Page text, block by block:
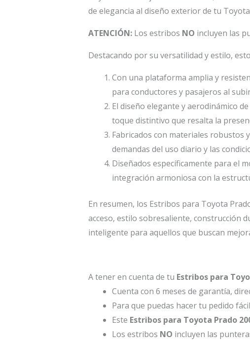
de elegancia al diseño exterior de tu
ATENCIÓN:Los estribos NO incluyen las
Destacando por su versatilidad y estilo,
Con una plataforma amplia y
para conductores y pasajeros al
El diseño elegante y aerodinámico
toque distintivo que resalta la
Fabricados con materiales robustos
demandas del uso diario y las
Diseñados específicamente para el
integración armoniosa con la
En resumen, los Estribos para Toyota
acceso, estilo sobresaliente, construcción
inteligente para aquellos que buscan
A tener en cuenta de tu Estribos para
Cuenta con 6 meses de garantía,
Para que puedas hacer tu pedido
Este Estribos para Toyota Prado
Los estribos NO incluyen las